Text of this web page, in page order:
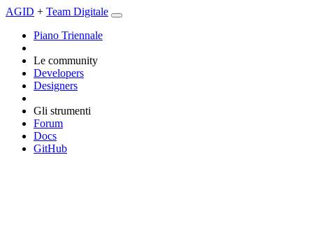
AGID + Team Digitale
Piano Triennale
Le community
Developers
Designers
Gli strumenti
Forum
Docs
GitHub